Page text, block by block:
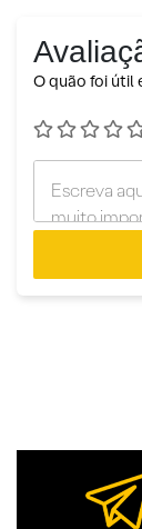
O quão foi útil